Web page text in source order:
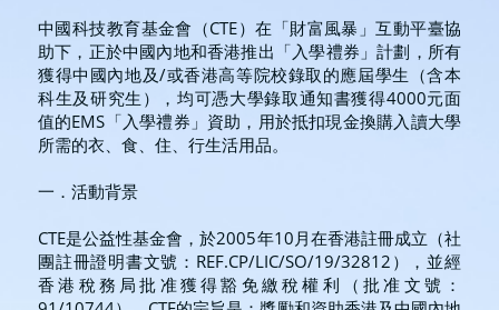
本會章程
助學計劃
入學禮券
聯繫我們
網路無障礙聲明
中國科技教育基金會（CTE）在「財富風暴」互動平臺協
助下，正於中國內地和香港推出「入學禮券」計劃，所有
獲得中國內地及/或香港高等院校錄取的應屆學生（含本
科生及研究生），均可憑大學錄取通知書獲得4000元面
值的EMS「入學禮券」資助，用於抵扣現金換購入讀大學
所需的衣、食、住、行生活用品。
一．活動背景
CTE是公益性基金會，於2005年10月在香港註冊成立（社
團註冊證明書文號：REF.CP/LIC/SO/19/32812），並經
香港稅務局批准獲得豁免繳稅權利（批准文號：